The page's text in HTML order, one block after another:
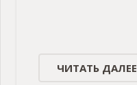
ЧИТАТЬ ДАЛЕЕ